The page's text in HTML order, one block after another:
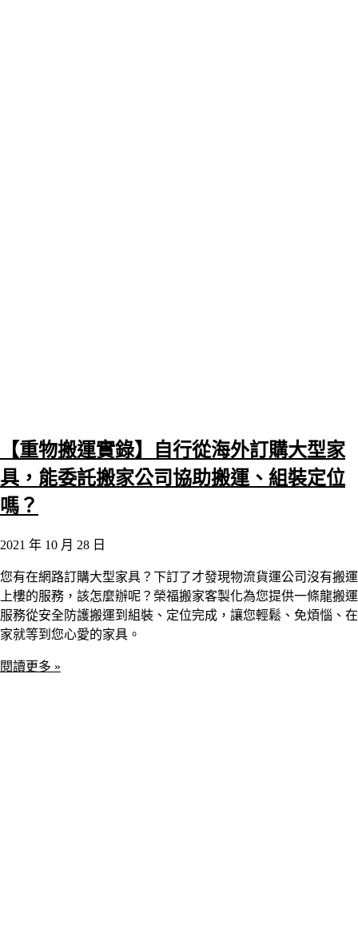
【重物搬運實錄】自行從海外訂購大型家
具，能委託搬家公司協助搬運、組裝定位
嗎？
2021 年 10 月 28 日
您有在網路訂購大型家具？下訂了才發現物流貨運公司沒有搬運
上樓的服務，該怎麼辦呢？榮福搬家客製化為您提供一條龍搬運
服務從安全防護搬運到組裝、定位完成，讓您輕鬆、免煩惱、在
家就等到您心愛的家具。
閱讀更多 »